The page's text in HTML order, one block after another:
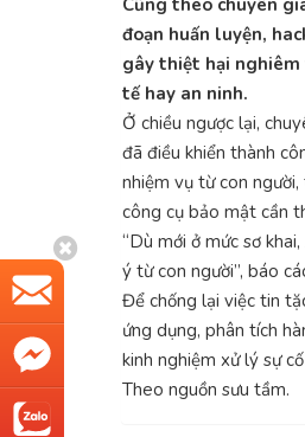
đoạn huấn luyện,
gây thiệt hại nghiêm
tế hay an ninh.
Ở chiều ngược lại,
đã điều khiển thành
nhiệm vụ từ con
công cụ bảo mật cần
“Dù mới ở mức sơ
ý từ con người”, báo
Để chống lại việc tin
ứng dụng, phân tích
kinh nghiệm xử lý sự
Theo nguồn sưu tầm.